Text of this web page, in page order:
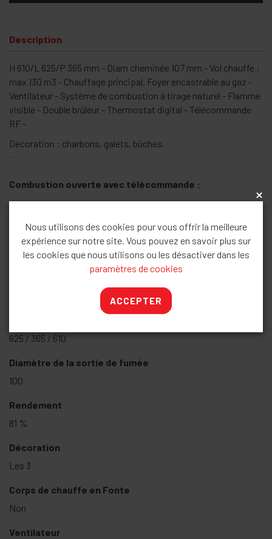
Description
H 610/L 625/P 365 mm - Diam cheminée 107 mm - Vol chauffe :
max 130 m3 - Chauffage principal. Foyer encastrable au gaz -
Ventilateur - Système de combustion à tirage naturel - Flamme
visible - Double brûleur - Thermostat digital - Télécommande
RF -
Décoration : charbons, galets, bûches.
Combustion ouverte avec télécommande :
K96S - Inox (Bûches / Galets / Charbon) :€ 2816 htva
htva
Caractéristiques
625 / 365 / 610
Diamètre de la sortie de fumée
100
Rendement
81 %
Décoration
Les 3
Corps de chauffe en Fonte
Non
Ventilateur
x
Nous utilisons des cookies pour vous offrir la meilleure
expérience sur notre site. Vous pouvez en savoir plus sur
les cookies que nous utilisons ou les désactiver dans les
paramètres de cookies
ACCEPTER